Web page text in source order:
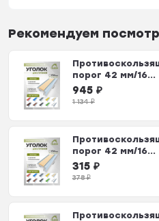
Рекомендуем
порог 42 мм/16...
945 ₽
1 134₽
порог 42 мм/16...
315 ₽
378₽